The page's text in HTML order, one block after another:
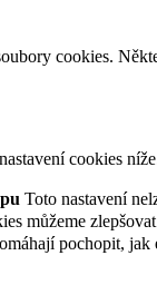
cookies.
cookies
Toto nastavení
můžeme
pochopit,